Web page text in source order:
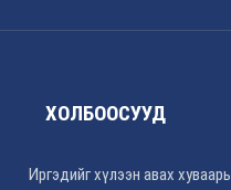
ХОЛБООСУУД
Иргэдийг хүлээн авах хуваарь